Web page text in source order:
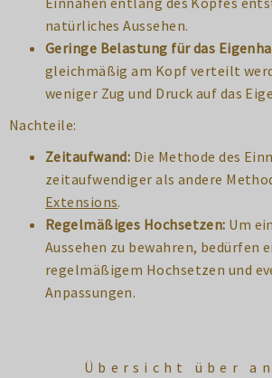
natürliches Aussehen.
Geringe Belastung für das
gleichmäßig am Kopf verteilt
weniger Zug und Druck auf das
Nachteile:
Zeitaufwand: Die Methode des
zeitaufwendiger als andere
Extensions.
Regelmäßiges Hochsetzen: Um
Aussehen zu bewahren, bedürfen
regelmäßigem Hochsetzen und
Anpassungen.
Übersicht über